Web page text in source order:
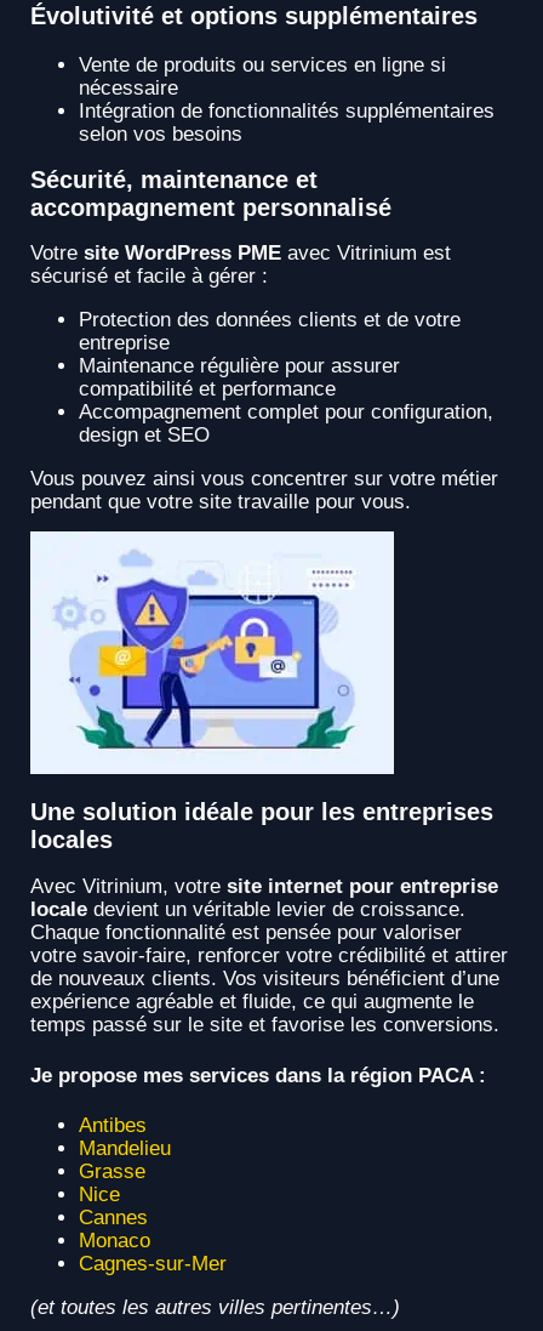
Évolutivité et options supplémentaires
Vente de produits ou services en ligne si
nécessaire
Intégration de fonctionnalités supplémentaires
selon vos besoins
Sécurité, maintenance et
accompagnement personnalisé
Votre site WordPress PME avec Vitrinium est
sécurisé et facile à gérer :
Protection des données clients et de votre
entreprise
Maintenance régulière pour assurer
compatibilité et performance
Accompagnement complet pour configuration,
design et SEO
Vous pouvez ainsi vous concentrer sur votre métier
pendant que votre site travaille pour vous.
Une solution idéale pour les entreprises
locales
Avec Vitrinium, votre site internet pour entreprise
locale devient un véritable levier de croissance.
Chaque fonctionnalité est pensée pour valoriser
votre savoir-faire, renforcer votre crédibilité et attirer
de nouveaux clients. Vos visiteurs bénéficient d’une
expérience agréable et fluide, ce qui augmente le
temps passé sur le site et favorise les conversions.
Je propose mes services dans la région PACA :
Antibes
Mandelieu
Grasse
Nice
Cannes
Monaco
Cagnes-sur-Mer
(et toutes les autres villes pertinentes…)